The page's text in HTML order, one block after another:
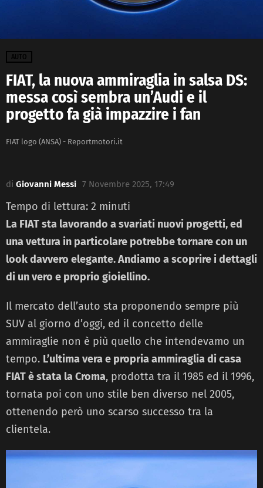
AUTO
FIAT, la nuova ammiraglia in salsa DS:
messa così sembra un’Audi e il
progetto fa già impazzire i fan
FIAT logo (ANSA) - Reportmotori.it
di Giovanni Messi 7 Novembre 2025, 17:49
Tempo di lettura: 2 minuti
La FIAT sta lavorando a svariati nuovi progetti, ed
una vettura in particolare potrebbe tornare con un
look davvero elegante. Andiamo a scoprire i dettagli
di un vero e proprio gioiellino.
Il mercato dell’auto sta proponendo sempre più
SUV al giorno d’oggi, ed il concetto delle
ammiraglie non è più quello che intendevamo un
tempo. L’ultima vera e propria ammiraglia di casa
FIAT è stata la Croma, prodotta tra il 1985 ed il 1996,
tornata poi con uno stile ben diverso nel 2005,
ottenendo però uno scarso successo tra la
clientela.